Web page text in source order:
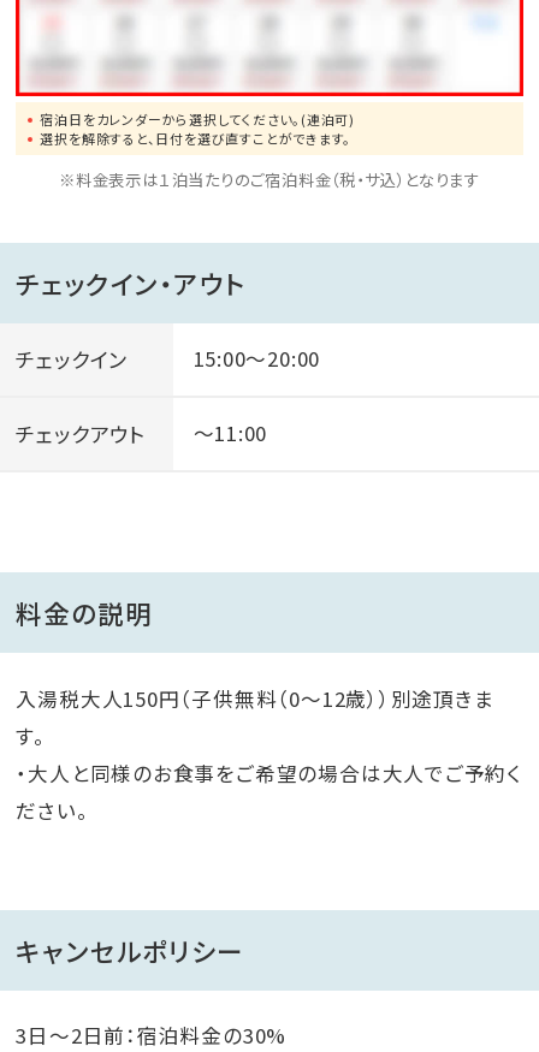
膚病、疲労回復、健康増進などが期待できます。
・営業時間／7:00～22:00（最終入館時間 21:30）
・休館日／毎月第2月曜日は夕方16時まで休館 (館内
清掃,メンテナンスのため)
寝袋・ブランケット・ひざ掛け・シーツ・枕・バトミントン
キャッチボールセット・各種トランプ・ゲーム・電子レン
テンピュール枕
□ファイヤーサークル・アウトドアシアター・プール□
がありません。
併設して囲炉裏もありますので、より和の雰囲気を楽し
みたい方はこちらも自由にお使いください。
ライトアッププールと無人マルシェ。昼はお子様と一緒
に、夜はまた違った雰囲気でお酒片手に楽しむ事が出
来ます。
宿泊日をカレンダーから選択してください。(連泊可)
選択を解除すると、日付を選び直すことができます。
※料金表示は１泊当たりのご宿泊料金（税・サ込）となります
チェックイン・アウト
チェックイン 15:00～20:00
チェックアウト ～11:00
料金の説明
入湯税大人150円（子供無料（0～12歳））別途頂きま
す。
・大人と同様のお食事をご希望の場合は大人でご予約く
ださい。
キャンセルポリシー
3日～2日前：宿泊料金の30%